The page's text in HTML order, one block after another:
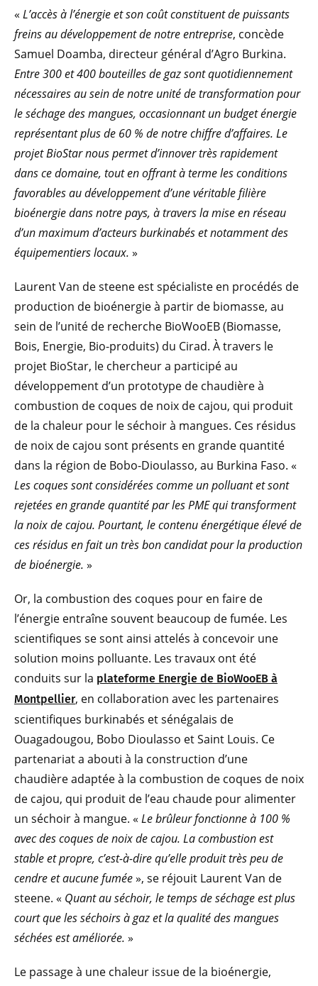
« L’accès à l’énergie et son coût constituent de puissants
freins au développement de notre entreprise, concède
Samuel Doamba, directeur général d’Agro Burkina.
Entre 300 et 400 bouteilles de gaz sont quotidiennement
nécessaires au sein de notre unité de transformation pour
le séchage des mangues, occasionnant un budget énergie
représentant plus de 60 % de notre chiffre d’affaires. Le
projet BioStar nous permet d’innover très rapidement
dans ce domaine, tout en offrant à terme les conditions
favorables au développement d’une véritable filière
bioénergie dans notre pays, à travers la mise en réseau
d’un maximum d’acteurs burkinabés et notamment des
équipementiers locaux. »
Laurent Van de steene est spécialiste en procédés de
production de bioénergie à partir de biomasse, au
sein de l’unité de recherche BioWooEB (Biomasse,
Bois, Energie, Bio-produits) du Cirad. À travers le
projet BioStar, le chercheur a participé au
développement d’un prototype de chaudière à
combustion de coques de noix de cajou, qui produit
de la chaleur pour le séchoir à mangues. Ces résidus
de noix de cajou sont présents en grande quantité
dans la région de Bobo-Dioulasso, au Burkina Faso. «
Les coques sont considérées comme un polluant et sont
rejetées en grande quantité par les PME qui transforment
la noix de cajou. Pourtant, le contenu énergétique élevé de
ces résidus en fait un très bon candidat pour la production
de bioénergie. »
Or, la combustion des coques pour en faire de
l’énergie entraîne souvent beaucoup de fumée. Les
scientifiques se sont ainsi attelés à concevoir une
solution moins polluante. Les travaux ont été
conduits sur la plateforme Energie de BioWooEB à
Montpellier, en collaboration avec les partenaires
scientifiques burkinabés et sénégalais de
Ouagadougou, Bobo Dioulasso et Saint Louis. Ce
partenariat a abouti à la construction d’une
chaudière adaptée à la combustion de coques de noix
de cajou, qui produit de l’eau chaude pour alimenter
un séchoir à mangue. « Le brûleur fonctionne à 100 %
avec des coques de noix de cajou. La combustion est
stable et propre, c’est-à-dire qu’elle produit très peu de
cendre et aucune fumée», se réjouit Laurent Van de
steene. « Quant au séchoir, le temps de séchage est plus
court que les séchoirs à gaz et la qualité des mangues
séchées est améliorée. »
Le passage à une chaleur issue de la bioénergie,